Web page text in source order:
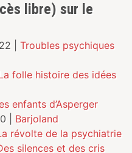
libre) sur le
| Troubles psychiques
folle histoire des idées
enfants d’Asperger
| Barjoland
révolte de la psychiatrie
silences et des cris